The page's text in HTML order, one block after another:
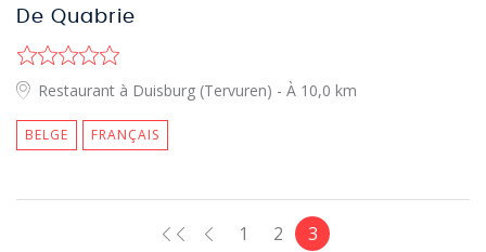
De Quabrie
Restaurant à Duisburg (Tervuren) - À 10,0 km
BELGE FRANÇAIS
1 2 3